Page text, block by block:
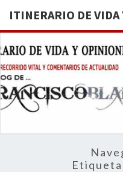
ITINERARIO DE